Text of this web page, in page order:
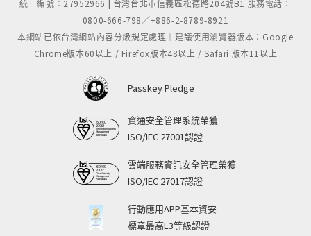
統一編號：27952966 | 台灣台北市信義區松德路204號B1 服務電話：
0800-666-798／+886-2-8789-8921
本網站已依台灣網站內容分級規定處理｜建議使用瀏覽器版本：Google
Chrome版本60以上 / Firefox版本48以上 / Safari 版本11以上
Passkey Pledge
資通安全管理系統榮獲
ISO/IEC 27001認證
雲端服務資訊安全管理榮獲
ISO/IEC 27017認證
行動應用APP基本資安
標章最高L3等級認證